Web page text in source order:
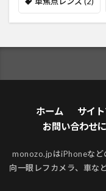
ホーム サイ
お問い合わせ
monozo.jpはiPhoneなど
向一眼レフカメラ、車な